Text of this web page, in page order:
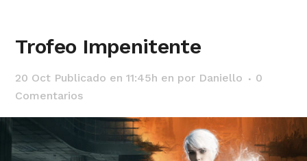
Trofeo Impenitente
20 Oct Publicado en 11:45h en por Daniello
0
Comentarios